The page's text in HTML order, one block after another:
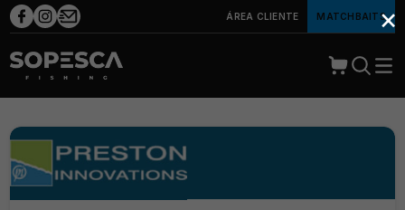
ÁREA CLIENTE MATCHBAITS×